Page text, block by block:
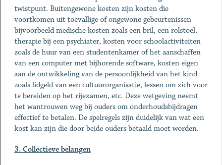
twistpunt. Buitengewone kosten zijn kosten die
voortkomen uit toevallige of ongewone gebeurtenissen
bijvoorbeeld medische kosten zoals een bril, een rolstoel,
therapie bij een psychiater, kosten voor schoolactiviteiten
zoals de huur van een studentenkamer of het aanschaffen
van een computer met bijhorende software, kosten eigen
aan de ontwikkeling van de persoonlijkheid van het kind
zoals lidgeld van een cultuurorganisatie, lessen om zich voor
te bereiden op het rijexamen, etc. Deze wetgeving neemt
het wantrouwen weg bij ouders om onderhoudsbijdragen
effectief te betalen. De spelregels zijn duidelijk van wat een
kost kan zijn die door beide ouders betaald moet worden.
3. Collectieve belangen